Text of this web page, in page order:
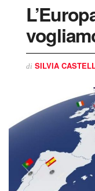
di SILVIA